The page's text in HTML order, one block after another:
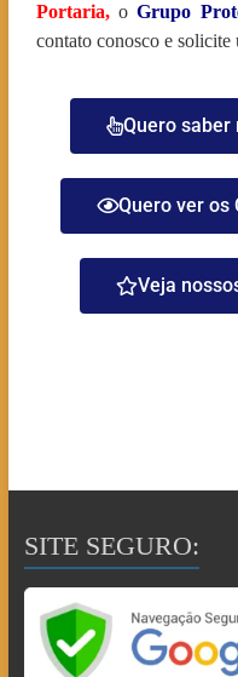
Portaria,oGrupo
contato conosco e solicite
Quero saber
Quero ver os
Veja
SITE SEGURO: